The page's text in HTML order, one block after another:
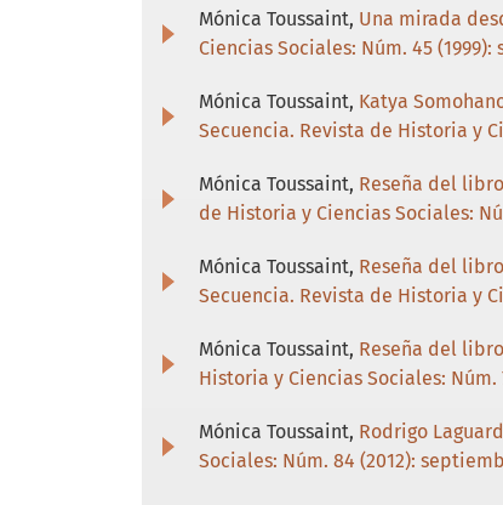
Mónica Toussaint, Una mirada
Ciencias Sociales: Núm. 45
Mónica Toussaint, Katya
Secuencia. Revista de Historia y
Mónica Toussaint, Reseña del
de Historia y Ciencias Sociales:
Mónica Toussaint, Reseña del
Secuencia. Revista de Historia y
Mónica Toussaint, Reseña del
Historia y Ciencias Sociales:
Mónica Toussaint, Rodrigo
Sociales: Núm. 84 (2012):